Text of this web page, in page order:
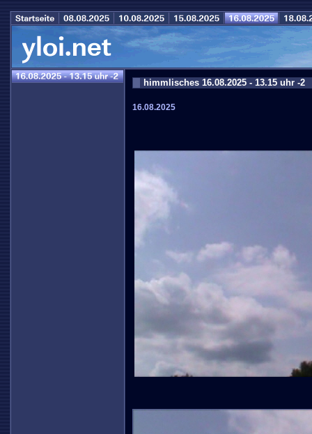
himmlisches 16.08.2025 - 13.15 uhr -2
16.08.2025